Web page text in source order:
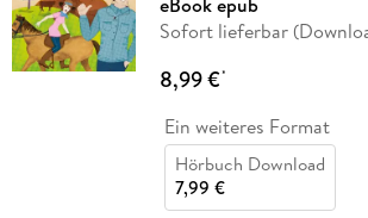
Sofort lieferbar
8,99 €*
Ein weiteres Format
Hörbuch Download
7,99 €